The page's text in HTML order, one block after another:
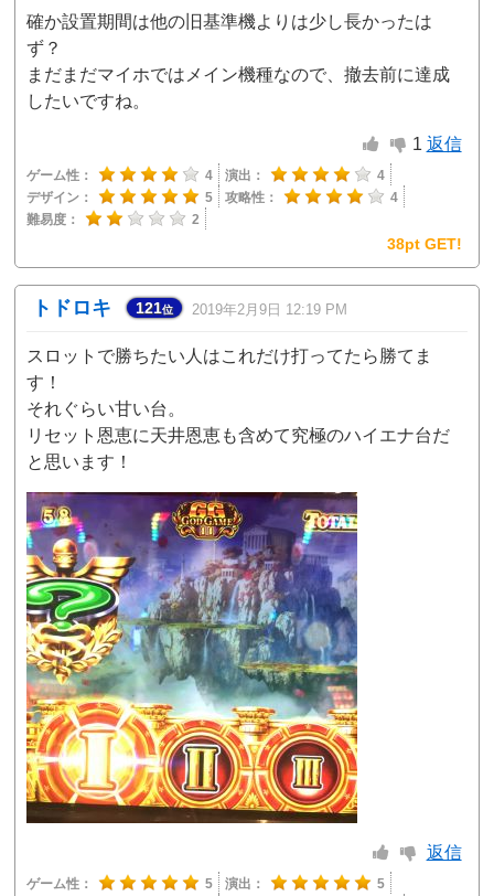
確か設置期間は他の旧基準機よりは少し長かったは
ず？
まだまだマイホではメイン機種なので、撤去前に達成
したいですね。
1 返信
ゲーム性： 4 演出：
4
デザイン：
5 攻略性：
4
難易度：
2
38pt GET!
トドロキ 121位 2019年2月9日 12:19 PM
スロットで勝ちたい人はこれだけ打ってたら勝てま
す！
それぐらい甘い台。
リセット恩恵に天井恩恵も含めて究極のハイエナ台だ
と思います！
返信
ゲーム性： 5 演出：
5